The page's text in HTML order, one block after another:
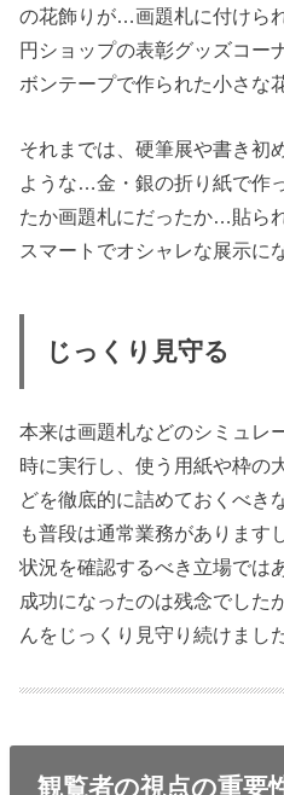
の花飾りが…画題札に付けら
円ショップの表彰グッズコー
ボンテープで作られた小さな
それまでは、硬筆展や書き初
ような…金・銀の折り紙で作
たか画題札にだったか…貼ら
スマートでオシャレな展示に
じっくり見守る
本来は画題札などのシミュレ
時に実行し、使う用紙や枠の
どを徹底的に詰めておくべき
も普段は通常業務がありま
状況を確認するべき立場では
成功になったのは残念でした
んをじっくり見守り続けまし
観覧者の視点の重要